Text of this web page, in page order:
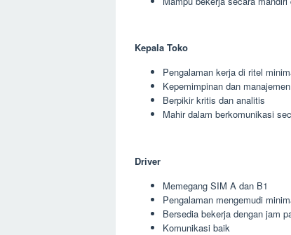
Kepala Toko
Pengalaman kerja di ritel
Kepemimpinan dan
Berpikir kritis dan analitis
Mahir dalam berkomunikasi
Driver
Memegang SIM A dan B1
Pengalaman mengemudi
Bersedia bekerja dengan jam
Komunikasi baik